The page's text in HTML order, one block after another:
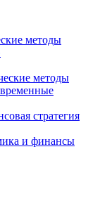
методы
методы
стратегия
и финансы